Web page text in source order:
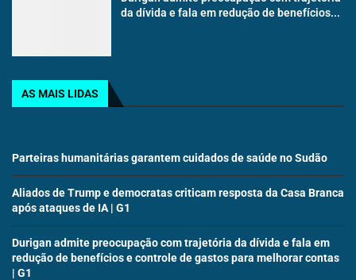
da dívida e fala em redução de benefícios...
AS MAIS LIDAS
Parteiras humanitárias garantem cuidados de saúde no Sudão
Aliados de Trump e democratas criticam resposta da Casa Branca
após ataques de IA | G1
Durigan admite preocupação com trajetória da dívida e fala em
redução de benefícios e controle de gastos para melhorar contas
| G1